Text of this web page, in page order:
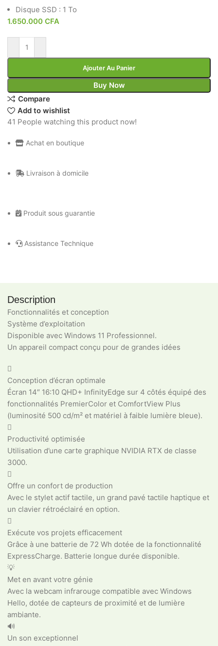
Disque SSD : 1 To
1.650.000CFA
Ajouter Au Panier
Buy Now
Compare
Add to wishlist
41 People watching this product now!
Achat en boutique
Livraison à domicile
Produit sous guarantie
Assistance Technique
Description
Fonctionnalités et conception
Système d’exploitation
Disponible avec Windows 11 Professionnel.
Un appareil compact conçu pour de grandes idées

Conception d’écran optimale
Écran 14″ 16:10 QHD+ InfinityEdge sur 4 côtés équipé des
fonctionnalités PremierColor et ComfortView Plus
(luminosité 500 cd/m² et matériel à faible lumière bleue).

Productivité optimisée
Utilisation d’une carte graphique NVIDIA RTX de classe
3000.

Offre un confort de production
Avec le stylet actif tactile, un grand pavé tactile haptique et
un clavier rétroéclairé en option.

Exécute vos projets efficacement
Grâce à une batterie de 72 Wh dotée de la fonctionnalité
ExpressCharge. Batterie longue durée disponible.
💡
Met en avant votre génie
Avec la webcam infrarouge compatible avec Windows
Hello, dotée de capteurs de proximité et de lumière
ambiante.
🔊
Un son exceptionnel